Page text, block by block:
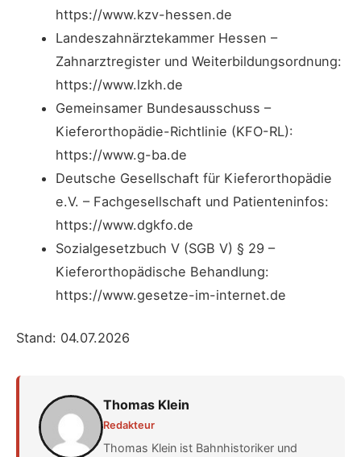
https://www.kzv-hessen.de
Landeszahnärztekammer Hessen –
Zahnarztregister und Weiterbildungsordnung:
https://www.lzkh.de
Gemeinsamer Bundesausschuss –
Kieferorthopädie-Richtlinie (KFO-RL):
https://www.g-ba.de
Deutsche Gesellschaft für Kieferorthopädie
e.V. – Fachgesellschaft und Patienteninfos:
https://www.dgkfo.de
Sozialgesetzbuch V (SGB V) § 29 –
Kieferorthopädische Behandlung:
https://www.gesetze-im-internet.de
Stand: 04.07.2026
Thomas Klein
Redakteur
Thomas Klein ist Bahnhistoriker und